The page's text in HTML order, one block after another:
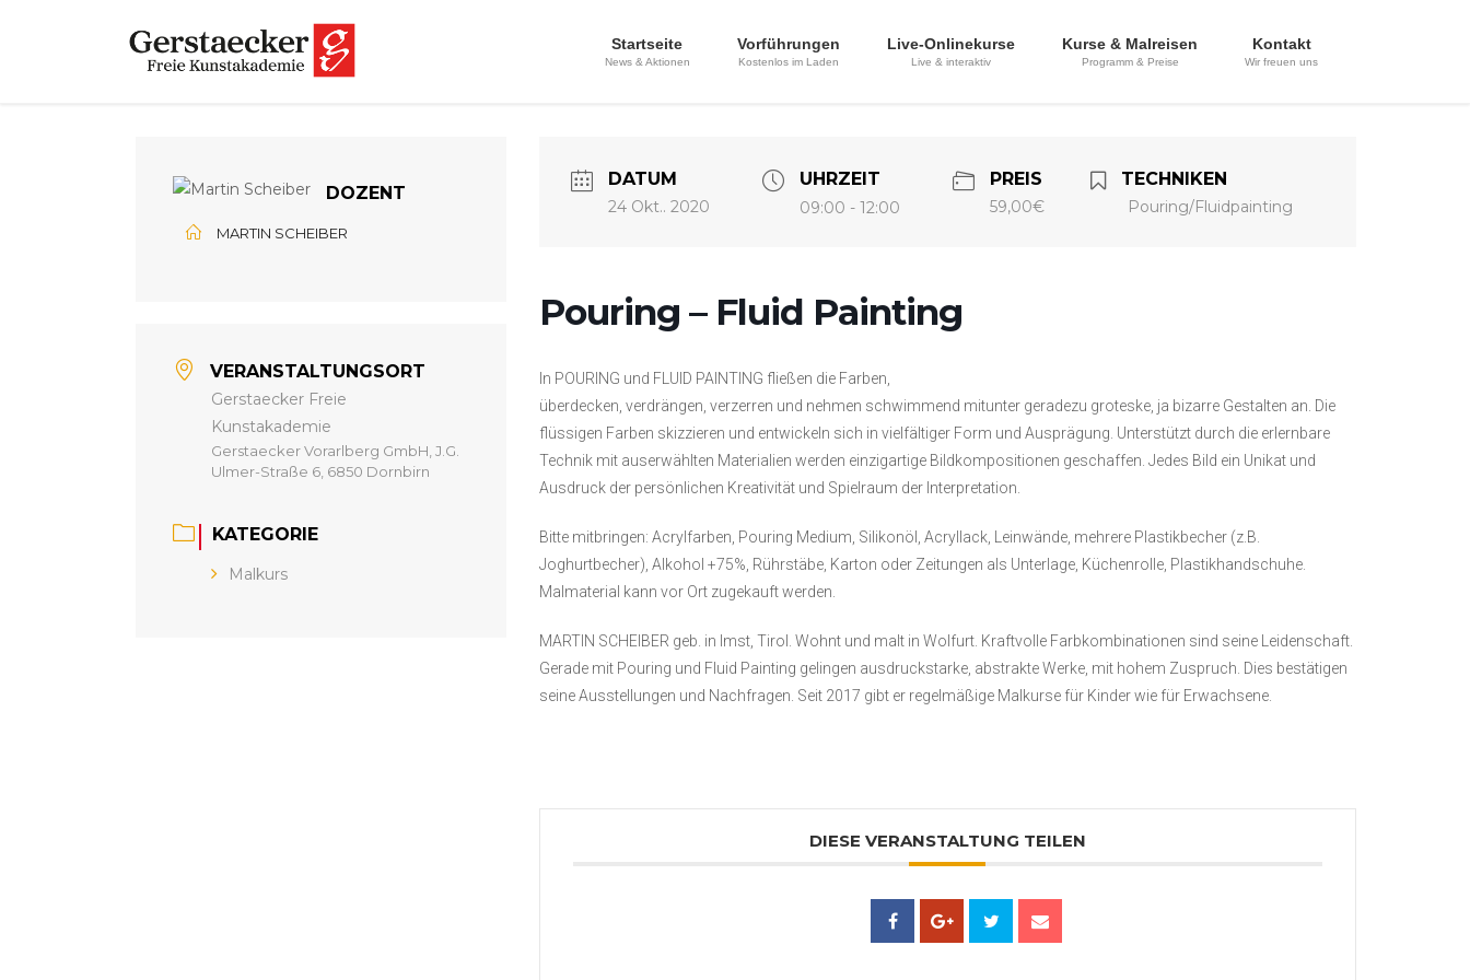
Startseite
News & Aktionen
Vorführungen
Kostenlos im Laden
Live-Onlinekurse
Live & interaktiv
Kurse & Malreisen
Programm & Preise
Kontakt
Wir freuen uns
DOZENT
MARTIN SCHEIBER
VERANSTALTUNGSORT
Gerstaecker Freie
Kunstakademie
Gerstaecker Vorarlberg GmbH, J.G.
Ulmer-Straße 6, 6850 Dornbirn
KATEGORIE
Malkurs
DATUM
24 Okt.. 2020
UHRZEIT
09:00 - 12:00
PREIS
59,00€
TECHNIKEN
Pouring/Fluidpainting
Pouring – Fluid Painting
In POURING und FLUID PAINTING fließen die Farben,
überdecken, verdrängen, verzerren und nehmen schwimmend mitunter geradezu groteske, ja bizarre Gestalten an. Die
flüssigen Farben skizzieren und entwickeln sich in vielfältiger Form und Ausprägung. Unterstützt durch die erlernbare
Technik mit auserwählten Materialien werden einzigartige Bildkompositionen geschaffen. Jedes Bild ein Unikat und
Ausdruck der persönlichen Kreativität und Spielraum der Interpretation.
Bitte mitbringen: Acrylfarben, Pouring Medium, Silikonöl, Acryllack, Leinwände, mehrere Plastikbecher (z.B.
Joghurtbecher), Alkohol +75%, Rührstäbe, Karton oder Zeitungen als Unterlage, Küchenrolle, Plastikhandschuhe.
Malmaterial kann vor Ort zugekauft werden.
MARTIN SCHEIBER geb. in Imst, Tirol. Wohnt und malt in Wolfurt. Kraftvolle Farbkombinationen sind seine Leidenschaft.
Gerade mit Pouring und Fluid Painting gelingen ausdruckstarke, abstrakte Werke, mit hohem Zuspruch. Dies bestätigen
seine Ausstellungen und Nachfragen. Seit 2017 gibt er regelmäßige Malkurse für Kinder wie für Erwachsene.
DIESE VERANSTALTUNG TEILEN